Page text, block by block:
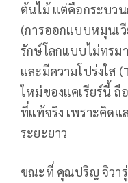
ต้นไม้ แต่คือกระบว
(การออกแบบหมุนเ
รักษ์โลกแบบไม่ทรม
และมีความโปร่งใส
ใหม่ของแคเรียร์นี้ ถื
ที่แท้จริง เพราะคิด
ระยะยาว
ขณะที่ คุณปริญ จิวารุ่